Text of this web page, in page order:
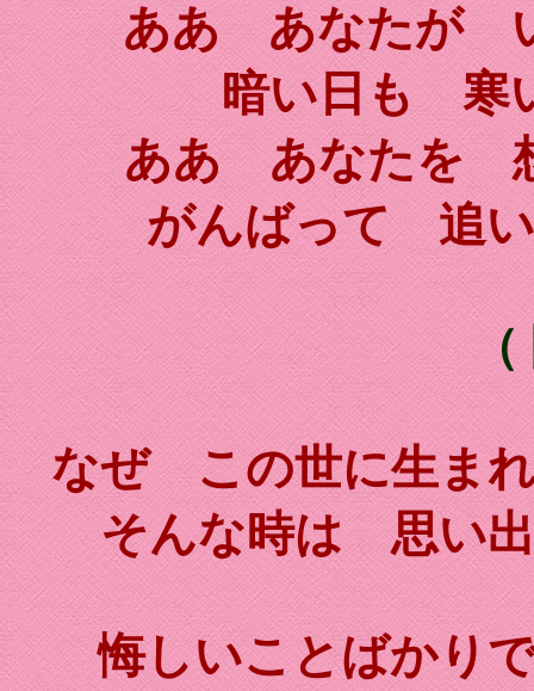
ああ あなたが
暗い日も 寒
ああ あなたを
がんばって 追
（
なぜ この世に生ま
そんな時は 思い
悔しいことばかり